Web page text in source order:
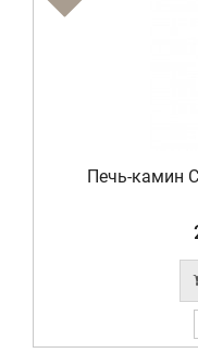
Печь-камин